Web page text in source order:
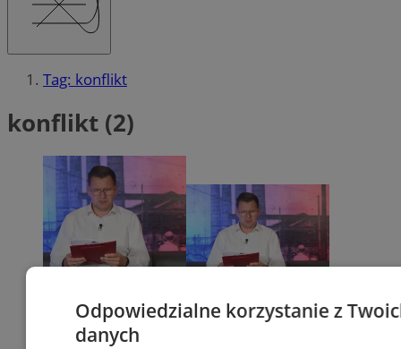
Tag: konflikt
konflikt (2)
Odpowiedzialne korzystanie z
danych